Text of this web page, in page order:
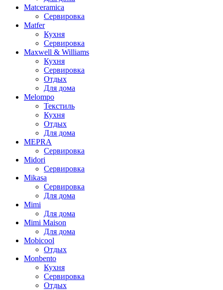
Matceramica
Сервировка
Matfer
Кухня
Сервировка
Maxwell & Williams
Кухня
Сервировка
Отдых
Для дома
Melompo
Текстиль
Кухня
Отдых
Для дома
MEPRA
Сервировка
Midori
Сервировка
Mikasa
Сервировка
Для дома
Mimi
Для дома
Mimi Maison
Для дома
Mobicool
Отдых
Monbento
Кухня
Сервировка
Отдых